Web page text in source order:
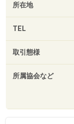
サツドラ本郷店まで
所在地
TEL
取引態様
所属協会など